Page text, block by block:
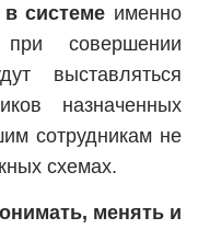
системе именно
совершении
выставляться
назначенных
сотрудникам не
схемах.
менять и